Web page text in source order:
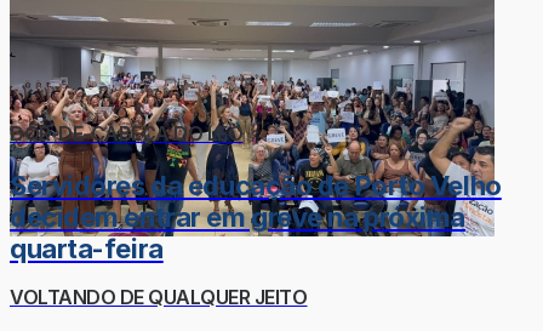
DOR-DE-CABEÇA DO LÉO
Servidores da educação de Porto Velho
decidem entrar em greve na próxima
quarta-feira
VOLTANDO DE QUALQUER JEITO